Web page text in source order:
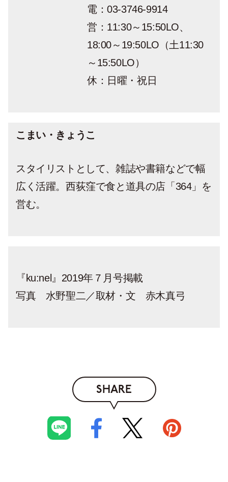
電：03-3746-9914
営：11:30～15:50LO、
18:00～19:50LO（土11:30
～15:50LO）
休：日曜・祝日
こまい・きょうこ
スタイリストとして、雑誌や書籍などで幅
広く活躍。西荻窪で食と道具の店「364」を
営む。
『ku:nel』2019年７月号掲載
写真 水野聖二／取材・文 赤木真弓
SHARE